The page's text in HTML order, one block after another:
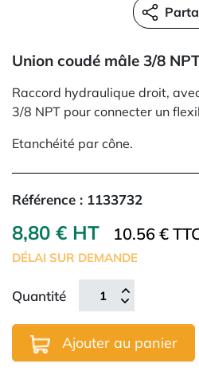
Union coudé mâle 3/8
Raccord hydraulique droit,
3/8 NPT pour connecter un
Etanchéité par cône.
Référence : 1133732
8,80 € HT 10.56 €
DÉLAI SUR DEMANDE
Quantité
Ajouter au panier